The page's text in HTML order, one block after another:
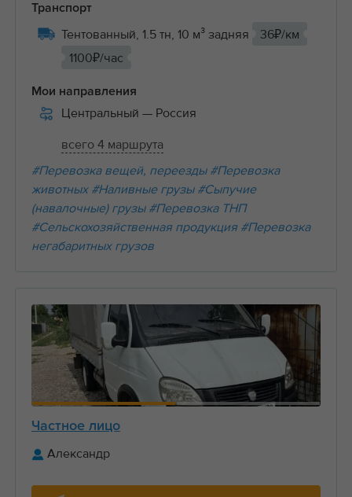
Транспорт
Тентованный, 1.5 тн, 10 м³ задняя
36₽/км
1100₽/час
Мои направления
Центральный — Россия
всего 4 маршрута
#Перевозка вещей, переезды #Перевозка
животных #Наливные грузы #Сыпучие
(навалочные) грузы #Перевозка ТНП
#Сельскохозяйственная продукция #Перевозка
негабаритных грузов
Частное лицо
Александр